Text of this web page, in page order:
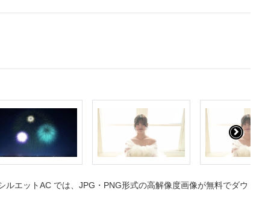
エットAC では、JPG・PNG形式の高解像度画像が無料でダウ